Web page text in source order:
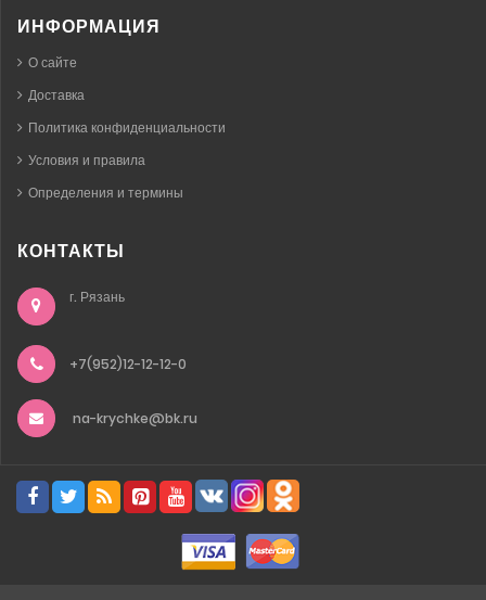
ИНФОРМАЦИЯ
О сайте
Доставка
Политика конфиденциальности
Условия и правила
Определения и термины
КОНТАКТЫ
г. Рязань
+7(952)12-12-12-0
na-krychke@bk.ru